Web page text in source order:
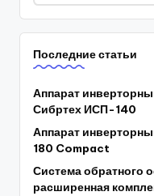
Последние статьи
Аппарат
Сибртех ИСП-140
Аппарат
180 Compact
Система обратного
расширенная